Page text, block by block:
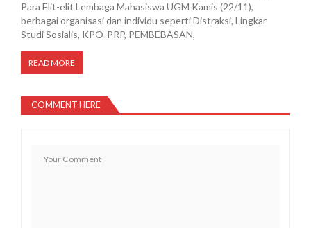
Para Elit-elit Lembaga Mahasiswa UGM Kamis (22/11),
berbagai organisasi dan individu seperti Distraksi, Lingkar
Studi Sosialis, KPO-PRP, PEMBEBASAN,
READ MORE
COMMENT HERE